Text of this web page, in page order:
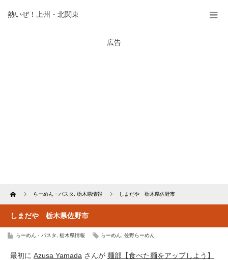
熱いぜ！上州・北関東
広告
Home らーめん・パスタ 栃木県情報 しまだや 栃木県佐野市
しまだや 栃木県佐野市
らーめん・パスタ 栃木県情報 らーめん 佐野らーめん
最初に Azusa Yamada さんが 麺部【食べた麺をアップしよう】